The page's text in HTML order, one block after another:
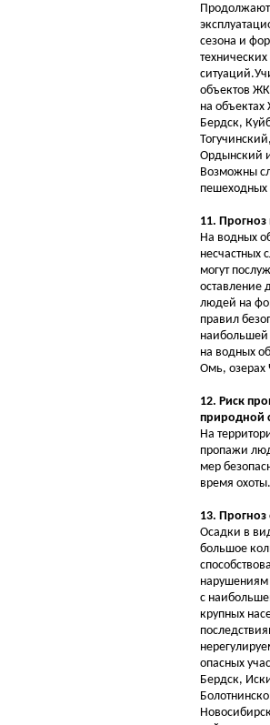
сезона и
объектов
на
Бердск,
Ордынский
Возможны
пешеходных
11.
На водных
несчастных
могут
оставление
людей на
правил
наибольшей
на водных
Омь,
12. Риск
природной
На
пропажи
мер
время охоты.
13. Прогноз
Осадки в
большое
нарушениям
с
крупных
опасных
Бердск,